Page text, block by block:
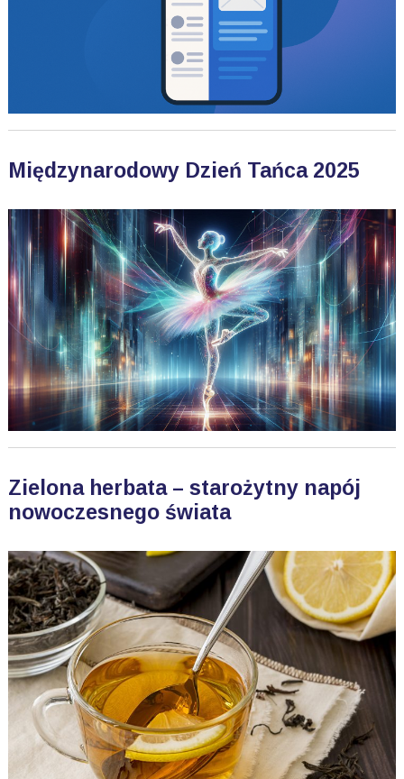
Międzynarodowy Dzień Tańca 2025
Zielona herbata – starożytny napój
nowoczesnego świata